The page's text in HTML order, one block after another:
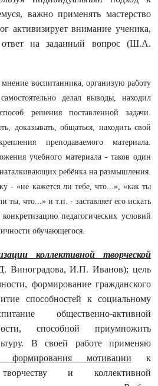
важно применять мастерство
активизирует внимание ученика,
ответ на заданный вопрос (Ш.А.
воспитанника, организую работу
делал выводы, находил
решения поставленной задачи.
доказывать, общаться, находить свой
преподаваемого материала.
учебного материала - таков один
ребёнка на размышления.
- «не кажется ли тебе, что...», «как ты
ты, что...» и т.п. - заставляет его искать
педагогических условий
обучающегося.
коллективной творческой
Виноградова, И.П. Иванов); цель
формирование гражданского
способностей к социальному
общественно-активной
способной приумножить
В своей работе применяю
формирования мотивации к
и коллективной